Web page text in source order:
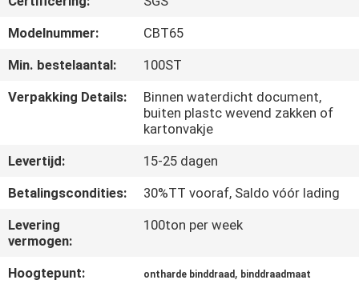
ONS
VERZOEK
CITAAT
SITEMAP
PRIVACY
POLICY
Modelnummer:
CBT65
Min. bestelaantal:
100ST
Verpakking Details:
Binnen waterdicht document,
buiten plastc wevend zakken of
kartonvakje
Levertijd:
15-25 dagen
Betalingscondities:
30%TT vooraf, Saldo vóór lading
Levering
vermogen:
100ton per week
Hoogtepunt: ontharde binddraad , binddraadmaat